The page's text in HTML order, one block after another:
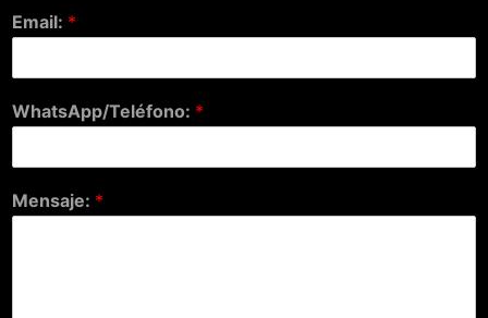
Email: *
WhatsApp/Teléfono: *
Mensaje: *